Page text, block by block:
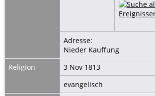
Adresse:
Nieder Kauffung
Religion
3 Nov 1813
evangelisch